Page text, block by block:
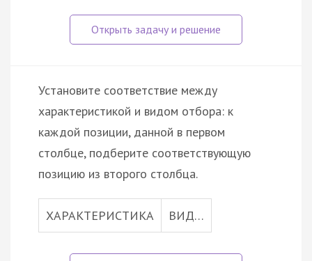
Установите соответствие между
характеристикой и видом отбора: к
каждой позиции, данной в первом
столбце, подберите соответствующую
позицию из второго столбца.
ХАРАКТЕРИСТИКА ВИД…